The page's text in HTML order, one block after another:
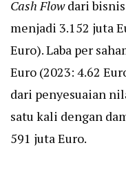
Cash Flowdari
menjadi 3.152 juta
Euro). Laba per
Euro (2023: 4.62
dari penyesuaian
satu kali dengan
591 juta Euro.